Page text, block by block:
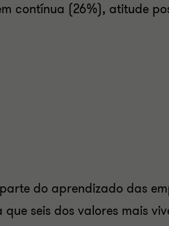
contínua (26%), atitude
do aprendizado das
seis dos valores mais